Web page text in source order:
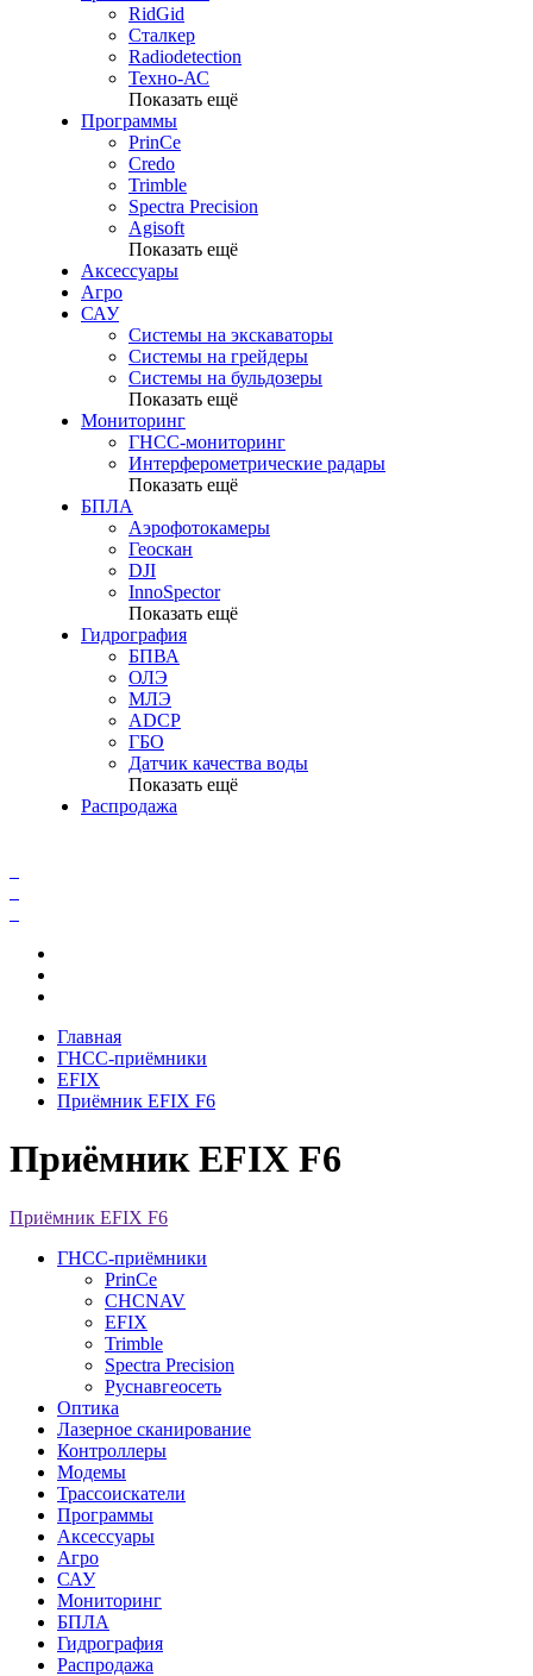
RidGid
Сталкер
Radiodetection
Техно-АС
Показать ещё
Программы
PrinCe
Credo
Trimble
Spectra Precision
Agisoft
Показать ещё
Аксессуары
Агро
САУ
Системы на экскаваторы
Системы на грейдеры
Системы на бульдозеры
Показать ещё
Мониторинг
ГНСС-мониторинг
Интерферометрические радары
Показать ещё
БПЛА
Аэрофотокамеры
Геоскан
DJI
InnoSpector
Показать ещё
Гидрография
БПВА
ОЛЭ
МЛЭ
ADCP
ГБО
Датчик качества воды
Показать ещё
Распродажа
Главная
ГНСС-приёмники
EFIX
Приёмник EFIX F6
Приёмник EFIX F6
Приёмник EFIX F6
ГНСС-приёмники
PrinCe
CHCNAV
EFIX
Trimble
Spectra Precision
Руснавгеосеть
Оптика
Лазерное сканирование
Контроллеры
Модемы
Трассоискатели
Программы
Аксессуары
Агро
САУ
Мониторинг
БПЛА
Гидрография
Распродажа